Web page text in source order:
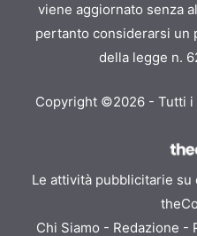
viene aggiornato senza
pertanto considerarsi un
della legge n.
Copyright ©2026 - Tutti
Le attività pubblicitarie
Chi Siamo - Redazione -